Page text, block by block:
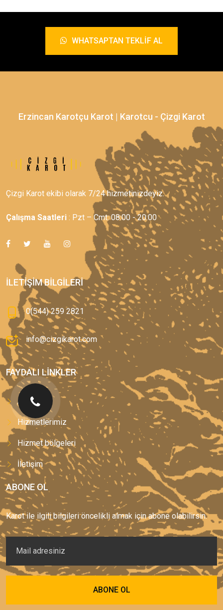
WHATSAPTAN TEKLIF AL
Erzincan Karotçu Karot | Karotcu - Çizgi Karot
Çizgi Karot ekibi olarak 7/24 hizmetinizdeyiz.
Çalışma Saatleri : Pzt – Cmt: 08:00 - 20:00
İLETIŞIM BILGILERI
0(544) 259 2821
info@cizgikarot.com
FAYDALI LINKLER
Anasayfa
Hizmetlerimiz
Hizmet bölgeleri
İletişim
ABONE OL
Karot ile ilgili bilgileri öncelikli almak için abone olabilirsin.